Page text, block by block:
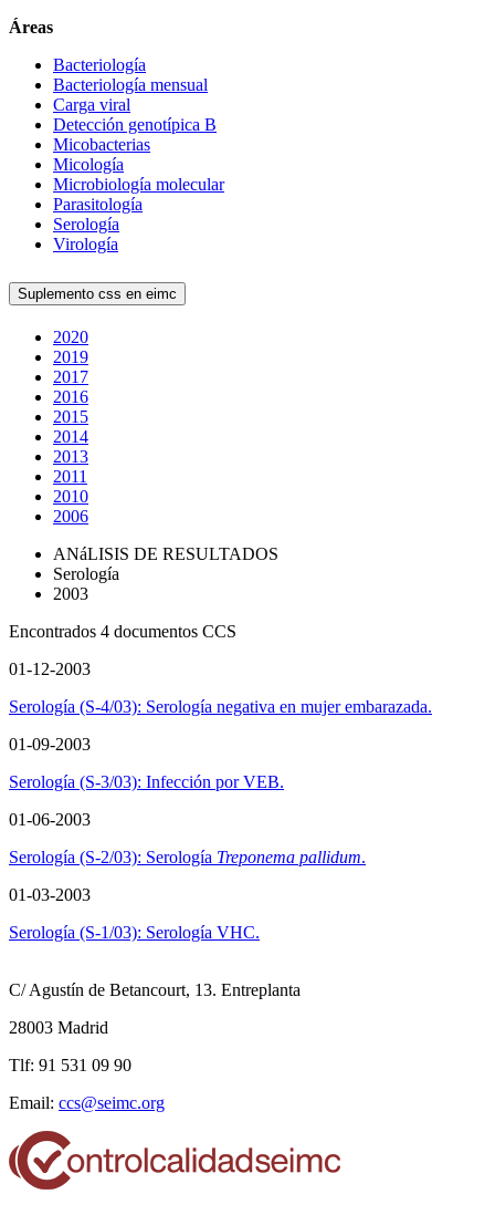
Áreas
Bacteriología
Bacteriología mensual
Carga viral
Detección genotípica B
Micobacterias
Micología
Microbiología molecular
Parasitología
Serología
Virología
Suplemento css en eimc
2020
2019
2017
2016
2015
2014
2013
2011
2010
2006
ANáLISIS DE RESULTADOS
Serología
2003
Encontrados 4 documentos CCS
01-12-2003
Serología (S-4/03): Serología negativa en mujer embarazada.
01-09-2003
Serología (S-3/03): Infección por VEB.
01-06-2003
Serología (S-2/03): Serología Treponema pallidum.
01-03-2003
Serología (S-1/03): Serología VHC.
C/ Agustín de Betancourt, 13. Entreplanta
28003 Madrid
Tlf: 91 531 09 90
Email: ccs@seimc.org